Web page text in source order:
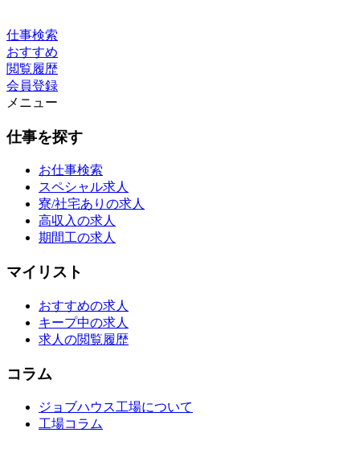
仕事検索
おすすめ
閲覧履歴
会員登録
メニュー
仕事を探す
お仕事検索
スペシャル求人
寮/社宅ありの求人
高収入の求人
期間工の求人
マイリスト
おすすめの求人
キープ中の求人
求人の閲覧履歴
コラム
ジョブハウス工場について
工場コラム